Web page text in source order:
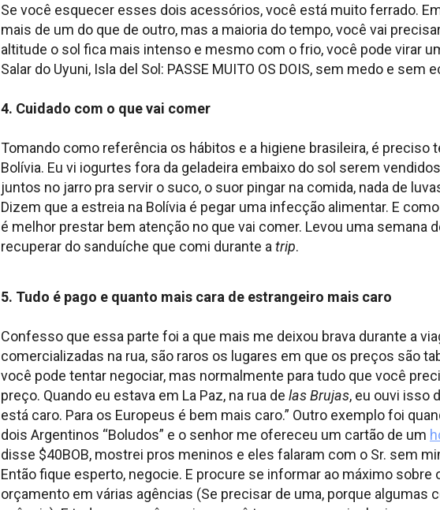
Se você esquecer esses dois acessórios, você está muito ferrado.
mais de um do que de outro, mas a maioria do tempo, você vai
altitude o sol fica mais intenso e mesmo com o frio, você pode virar
Salar do Uyuni, Isla del Sol: PASSE MUITO OS DOIS, sem medo e sem
4. Cuidado com o que vai comer
Tomando como referência os hábitos e a higiene brasileira, é preciso
Bolívia. Eu vi iogurtes fora da geladeira embaixo do sol serem
juntos no jarro pra servir o suco, o suor pingar na comida, nada de
Dizem que a estreia na Bolívia é pegar uma infecção alimentar. E
é melhor prestar bem atenção no que vai comer. Levou uma semana
recuperar do sanduíche que comi durante a trip.
5. Tudo é pago e quanto mais cara de estrangeiro mais caro
Confesso que essa parte foi a que mais me deixou brava durante a
comercializadas na rua, são raros os lugares em que os preços são
você pode tentar negociar, mas normalmente para tudo que você
preço. Quando eu estava em La Paz, na rua de las Brujas, eu ouvi isso
está caro. Para os Europeus é bem mais caro.” Outro exemplo foi
dois Argentinos “Boludos” e o senhor me ofereceu um cartão de um
disse $40BOB, mostrei pros meninos e eles falaram com o Sr. sem
Então fique esperto, negocie. E procure se informar ao máximo sobre
orçamento em várias agências (Se precisar de uma, porque algumas